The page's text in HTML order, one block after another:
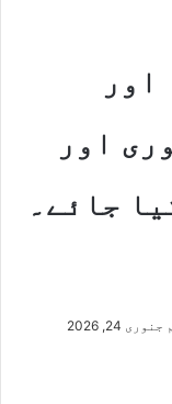
اور
جائے۔
24, 2026